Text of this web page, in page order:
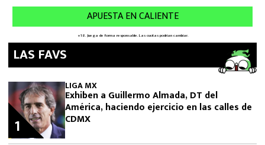
LAS FAVS
LIGA MX
Exhiben a Guillermo Almada, DT del
América, haciendo ejercicio en las calles de
CDMX
1